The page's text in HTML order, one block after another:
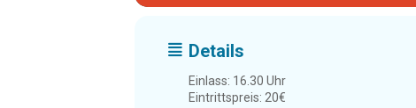
Details
Einlass: 16.30 Uhr
Eintrittspreis: 20€